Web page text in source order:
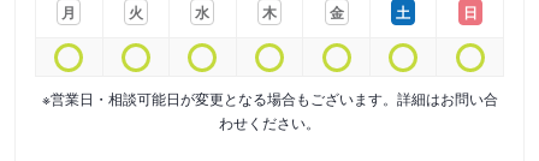
月
火
水
木
金
土
日
※営業日・相談可能日が変更となる場合もございます。詳細はお問い合
わせください。